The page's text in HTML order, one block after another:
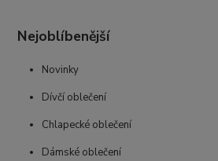
Nejoblíbenější
Novinky
Dívčí oblečení
Chlapecké oblečení
Dámské oblečení